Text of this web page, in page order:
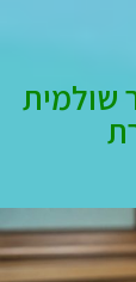
שולמית